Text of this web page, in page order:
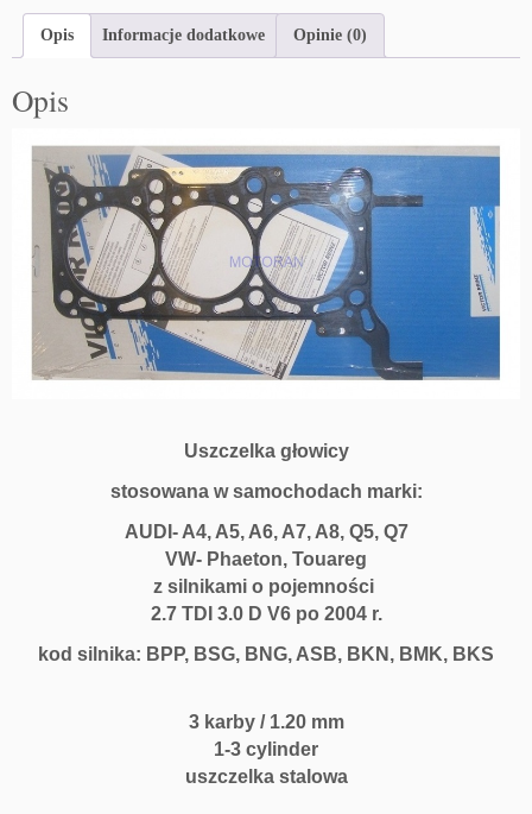
Opis Informacje dodatkowe Opinie (0)
Opis
Uszczelka głowicy
stosowana w samochodach marki:
AUDI- A4, A5, A6, A7, A8, Q5, Q7
VW- Phaeton, Touareg
z silnikami o pojemności
2.7 TDI 3.0 D V6 po 2004 r.
kod silnika: BPP, BSG, BNG, ASB, BKN, BMK, BKS
3 karby / 1.20 mm
1-3 cylinder
uszczelka stalowa